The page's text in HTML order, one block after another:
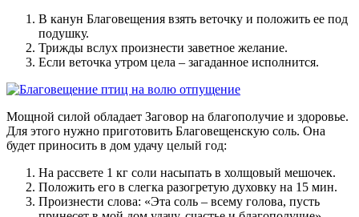
В канун Благовещения взять веточку и положить ее под
подушку.
Трижды вслух произнести заветное желание.
Если веточка утром цела – загаданное исполнится.
Мощной силой обладает Заговор на благополучие и здоровье.
Для этого нужно приготовить Благовещенскую соль. Она
будет приносить в дом удачу целый год:
На рассвете 1 кг соли насыпать в холщовый мешочек.
Положить его в слегка разогретую духовку на 15 мин.
Произнести слова: «Эта соль – всему голова, пусть